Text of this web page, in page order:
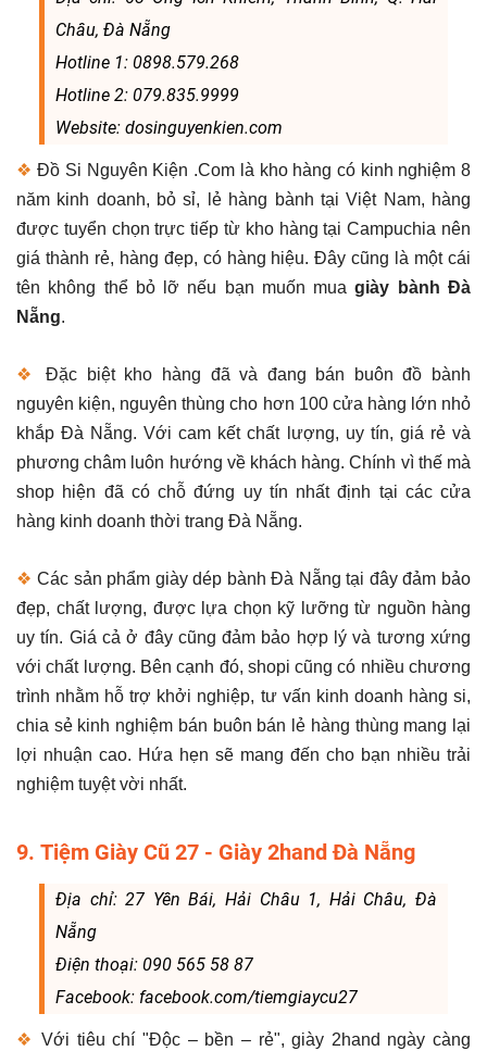
Châu, Đà Nẵng
Hotline 1: 0898.579.268
Hotline 2: 079.835.9999
Website: dosinguyenkien.com
❖Đồ Si Nguyên Kiện .Com là kho hàng có kinh nghiệm 8
năm kinh doanh, bỏ sỉ, lẻ hàng bành tại Việt Nam, hàng
được tuyển chọn trực tiếp từ kho hàng tại Campuchia nên
giá thành rẻ, hàng đẹp, có hàng hiệu. Đây cũng là một cái
tên không thể bỏ lỡ nếu bạn muốn muagiày bành Đà
Nẵng.
❖Đặc biệt kho hàng đã và đang bán buôn đồ bành
nguyên kiện, nguyên thùng cho hơn 100 cửa hàng lớn nhỏ
khắp Đà Nẵng. Với cam kết chất lượng, uy tín, giá rẻ và
phương châm luôn hướng về khách hàng. Chính vì thế mà
shop hiện đã có chỗ đứng uy tín nhất định tại các cửa
hàng kinh doanh thời trang Đà Nẵng.
❖Các sản phẩm giày dép bành Đà Nẵng tại đây đảm bảo
đẹp, chất lượng, được lựa chọn kỹ lưỡng từ nguồn hàng
uy tín. Giá cả ở đây cũng đảm bảo hợp lý và tương xứng
với chất lượng. Bên cạnh đó, shopi cũng có nhiều chương
trình nhằm hỗ trợ khởi nghiệp, tư vấn kinh doanh hàng si,
chia sẻ kinh nghiệm bán buôn bán lẻ hàng thùng mang lại
lợi nhuận cao. Hứa hẹn sẽ mang đến cho bạn nhiều trải
nghiệm tuyệt vời nhất.
9. Tiệm Giày Cũ 27 - Giày 2hand Đà Nẵng
Địa chỉ: 27 Yên Bái, Hải Châu 1, Hải Châu, Đà
Nẵng
Điện thoại: 090 565 58 87
Facebook: facebook.com/tiemgiaycu27
❖Với tiêu chí "Độc – bền – rẻ", giày 2hand ngày càng